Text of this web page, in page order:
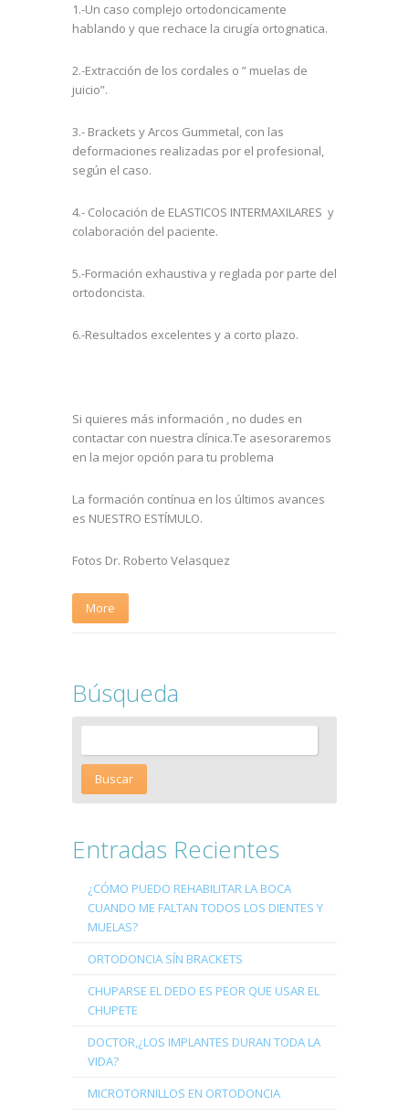
1.-Un caso complejo ortodoncicamente
hablando y que rechace la cirugía ortognatica.
2.-Extracción de los cordales o ” muelas de
juicio”.
3.- Brackets y Arcos Gummetal, con las
deformaciones realizadas por el profesional,
según el caso.
4.- Colocación de ELASTICOS INTERMAXILARES y
colaboración del paciente.
5.-Formación exhaustiva y reglada por parte del
ortodoncista.
6.-Resultados excelentes y a corto plazo.
Si quieres más información , no dudes en
contactar con nuestra clínica.Te asesoraremos
en la mejor opción para tu problema
La formación contínua en los últimos avances
es NUESTRO ESTÍMULO.
Fotos Dr. Roberto Velasquez
More
Búsqueda
Entradas Recientes
¿CÓMO PUEDO REHABILITAR LA BOCA
CUANDO ME FALTAN TODOS LOS DIENTES Y
MUELAS?
ORTODONCIA SÍN BRACKETS
CHUPARSE EL DEDO ES PEOR QUE USAR EL
CHUPETE
DOCTOR,¿LOS IMPLANTES DURAN TODA LA
VIDA?
MICROTORNILLOS EN ORTODONCIA